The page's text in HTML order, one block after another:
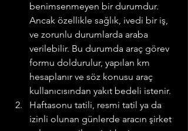
benimsenmeyen bir durumdur.
Ancak özellikle sağlık, ivedi bir iş,
ve zorunlu durumlarda araba
verilebilir. Bu durumda araç görev
formu doldurulur, yapılan km
hesaplanır ve söz konusu araç
kullanıcısından yakıt bedeli istenir.
Haftasonu tatili, resmi tatil ya da
izinli olunan günlerde aracın şirket